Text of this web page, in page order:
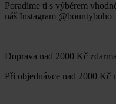
Poradíme ti s výběrem
náš Instagram @bountyboho
Doprava nad 2000 Kč zdarma
Při objednávce nad 2000 Kč